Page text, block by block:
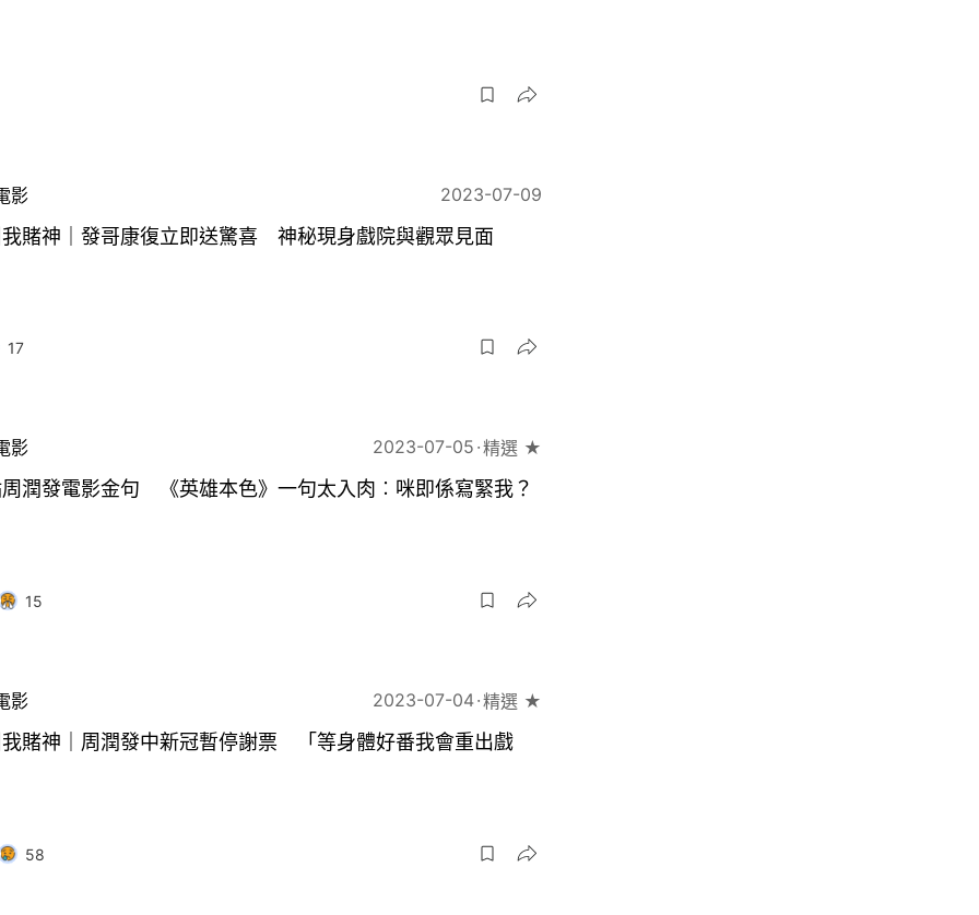
影 2023-07-09
賭神｜發哥康復立即送驚喜 神秘現身戲院與觀眾見面
17
影 2023-07-05 精選 ★
潤發電影金句 《英雄本色》一句太入肉︰咪即係寫緊我？
15
影 2023-07-04 精選 ★
賭神｜周潤發中新冠暫停謝票 「等身體好番我會重出戲
58